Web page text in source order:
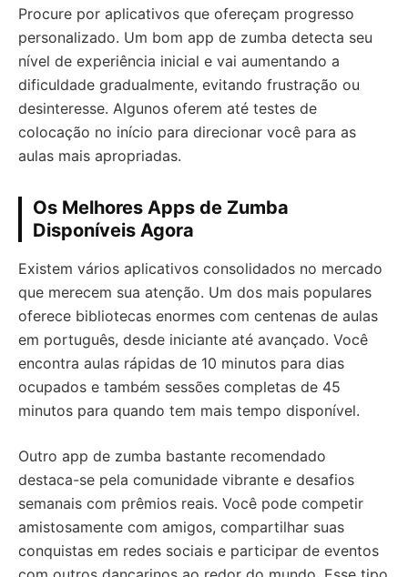
Procure por aplicativos que ofereçam progresso
personalizado. Um bom app de zumba detecta seu
nível de experiência inicial e vai aumentando a
dificuldade gradualmente, evitando frustração ou
desinteresse. Algunos oferem até testes de
colocação no início para direcionar você para as
aulas mais apropriadas.
Os Melhores Apps de Zumba
Disponíveis Agora
Existem vários aplicativos consolidados no mercado
que merecem sua atenção. Um dos mais populares
oferece bibliotecas enormes com centenas de aulas
em português, desde iniciante até avançado. Você
encontra aulas rápidas de 10 minutos para dias
ocupados e também sessões completas de 45
minutos para quando tem mais tempo disponível.
Outro app de zumba bastante recomendado
destaca-se pela comunidade vibrante e desafios
semanais com prêmios reais. Você pode competir
amistosamente com amigos, compartilhar suas
conquistas em redes sociais e participar de eventos